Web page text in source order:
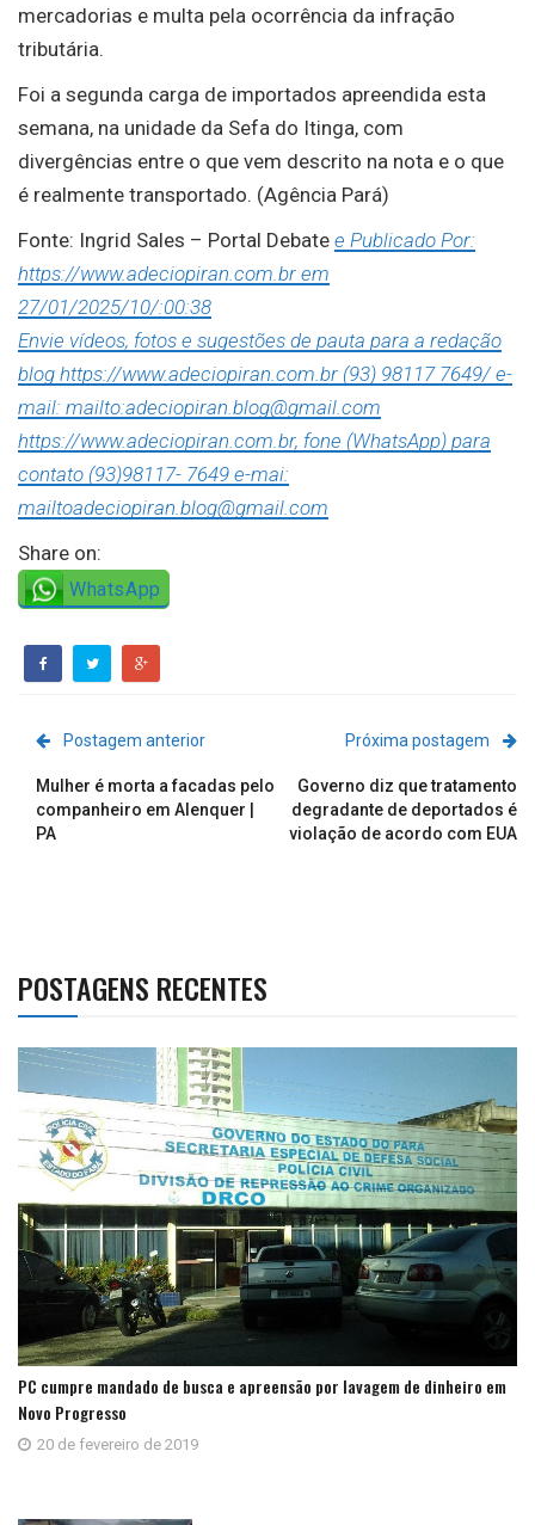
mercadorias e multa pela ocorrência da infração
tributária.
Foi a segunda carga de importados apreendida esta
semana, na unidade da Sefa do Itinga, com
divergências entre o que vem descrito na nota e o que
é realmente transportado. (Agência Pará)
Fonte: Ingrid Sales – Portal Debate e Publicado Por:
https://www.adeciopiran.com.br em
27/01/2025/10/:00:38
Envie vídeos, fotos e sugestões de pauta para a redação
blog https://www.adeciopiran.com.br (93) 98117 7649/ e-
mail: mailto:adeciopiran.blog@gmail.com
https://www.adeciopiran.com.br, fone (WhatsApp) para
contato (93)98117- 7649 e-mai:
mailtoadeciopiran.blog@gmail.com
Share on:
WhatsApp
Postagem anterior
Mulher é morta a facadas pelo
companheiro em Alenquer |
PA
Próxima postagem
Governo diz que tratamento
degradante de deportados é
violação de acordo com EUA
POSTAGENS RECENTES
PC cumpre mandado de busca e apreensão por lavagem de dinheiro em
Novo Progresso
20 de fevereiro de 2019